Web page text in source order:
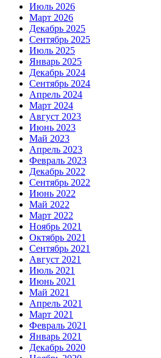
Июль 2026
Март 2026
Декабрь 2025
Сентябрь 2025
Июль 2025
Январь 2025
Декабрь 2024
Сентябрь 2024
Апрель 2024
Март 2024
Август 2023
Июнь 2023
Май 2023
Апрель 2023
Февраль 2023
Декабрь 2022
Сентябрь 2022
Июнь 2022
Май 2022
Март 2022
Ноябрь 2021
Октябрь 2021
Сентябрь 2021
Август 2021
Июль 2021
Июнь 2021
Май 2021
Апрель 2021
Март 2021
Февраль 2021
Январь 2021
Декабрь 2020